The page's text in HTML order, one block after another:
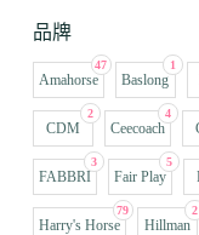
品牌
47
Amahorse
1
Baslong
2
CDM
4
Ceecoach
3
FABBRI
5
Fair Play
79
Harry's Horse
2
Hillman